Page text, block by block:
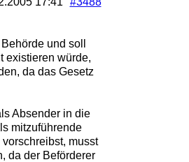
und soll
existieren würde,
da das Gesetz
Absender in die
mitzuführende
musst
da der Beförderer